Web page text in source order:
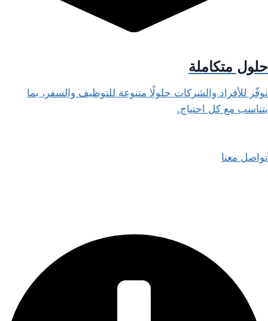
حلول متكاملة
نوفّر للأفراد والشركات حلولًا متنوعة للتوظيف والسفر، بما
يتناسب مع كل احتياج.
تواصل معنا